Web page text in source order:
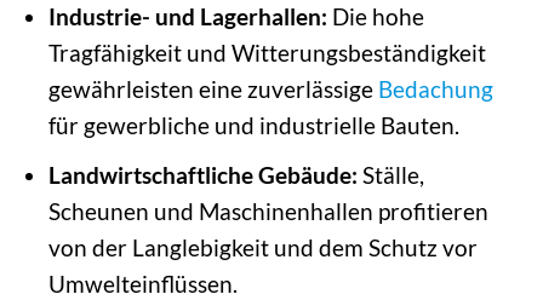
Industrie- und Lagerhallen: Die hohe
Tragfähigkeit und Witterungsbeständigkeit
gewährleisten eine zuverlässige Bedachung
für gewerbliche und industrielle Bauten.
Landwirtschaftliche Gebäude: Ställe,
Scheunen und Maschinenhallen profitieren
von der Langlebigkeit und dem Schutz vor
Umwelteinflüssen.